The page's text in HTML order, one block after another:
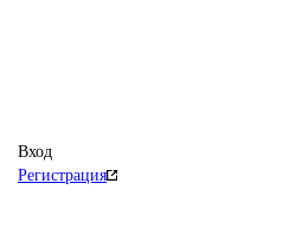
Вход
Регистрация